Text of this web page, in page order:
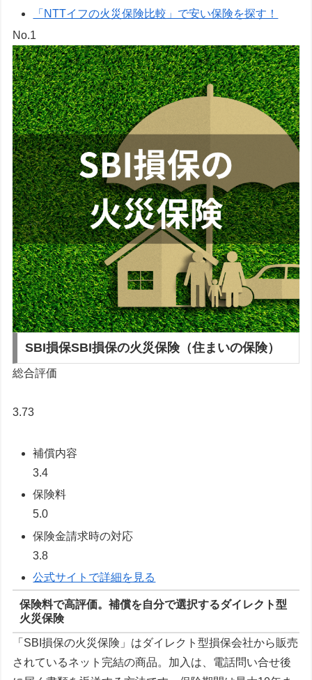
「NTTイフの火災保険比較」で安い保険を探す！
No.1
SBI損保SBI損保の火災保険（住まいの保険）
総合評価
3.73
補償内容
3.4
保険料
5.0
保険金請求時の対応
3.8
公式サイトで詳細を見る
保険料で高評価。補償を自分で選択するダイレクト型
火災保険
「SBI損保の火災保険」はダイレクト型損保会社から販売
されているネット完結の商品。加入は、電話問い合せ後